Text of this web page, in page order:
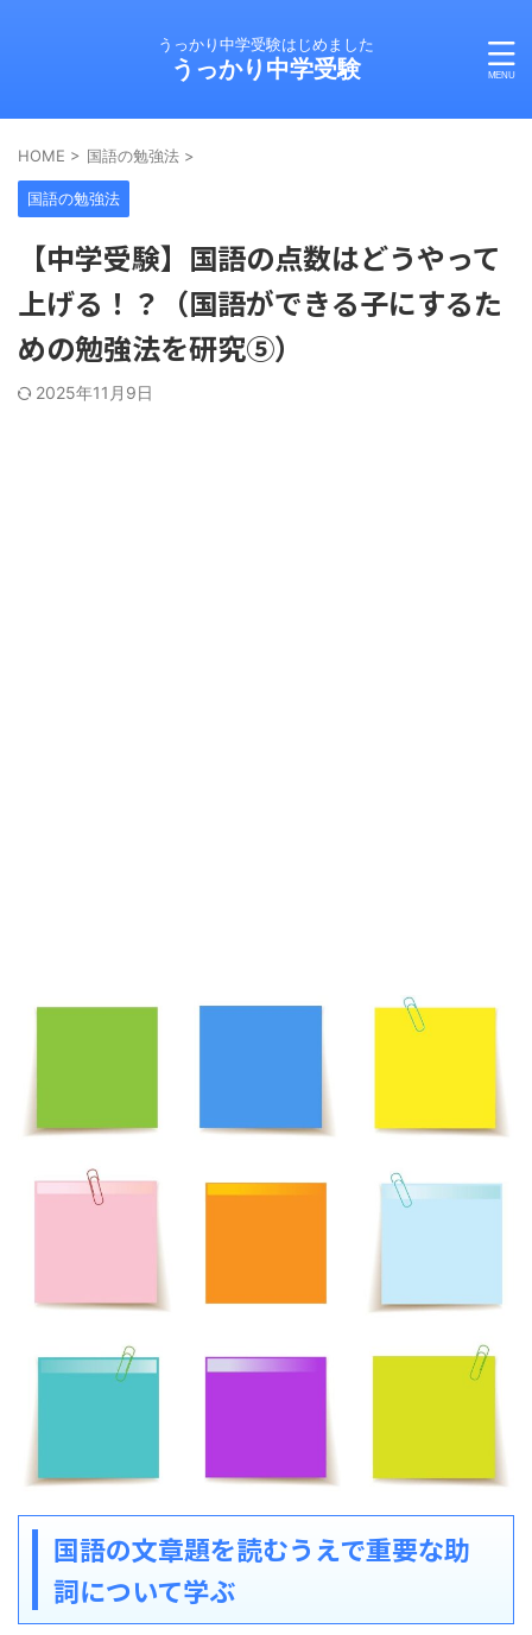
うっかり中学受験はじめました
うっかり中学受験
HOME > 国語の勉強法 >
国語の勉強法
【中学受験】国語の点数はどうやって
上げる！？（国語ができる子にするた
めの勉強法を研究⑤）
2025年11月9日
国語の文章題を読むうえで重要な助
詞について学ぶ